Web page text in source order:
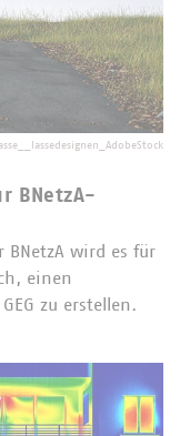
BNetzA-
BNetzA wird es für
einen
zu erstellen.